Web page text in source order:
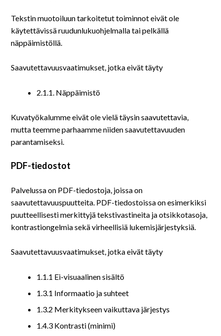
Tekstin muotoiluun tarkoitetut toiminnot eivät ole
käytettävissä ruudunlukuohjelmalla tai pelkällä
näppäimistöllä.
Saavutettavuusvaatimukset, jotka eivät täyty
2.1.1. Näppäimistö
Kuvatyökalumme eivät ole vielä täysin saavutettavia,
mutta teemme parhaamme niiden saavutettavuuden
parantamiseksi.
PDF-tiedostot
Palvelussa on PDF-tiedostoja, joissa on
saavutettavuuspuutteita. PDF-tiedostoissa on esimerkiksi
puutteellisesti merkittyjä tekstivastineita ja otsikkotasoja,
kontrastiongelmia sekä virheellisiä lukemisjärjestyksiä.
Saavutettavuusvaatimukset, jotka eivät täyty
1.1.1 Ei-visuaalinen sisältö
1.3.1 Informaatio ja suhteet
1.3.2 Merkitykseen vaikuttava järjestys
1.4.3 Kontrasti (minimi)